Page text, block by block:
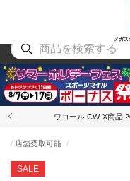
メガ
アウト
ワコール CW-X商品
SALE
店舗受取可能